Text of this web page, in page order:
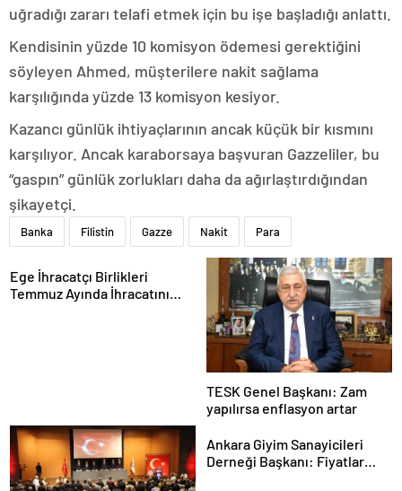
uğradığı zararı telafi etmek için bu işe başladığı anlattı.
Kendisinin yüzde 10 komisyon ödemesi gerektiğini
söyleyen Ahmed, müşterilere nakit sağlama
karşılığında yüzde 13 komisyon kesiyor.
Kazancı günlük ihtiyaçlarının ancak küçük bir kısmını
karşılıyor. Ancak karaborsaya başvuran Gazzeliler, bu
“gaspın” günlük zorlukları daha da ağırlaştırdığından
şikayetçi.
Banka Filistin Gazze Nakit Para
Ege İhracatçı Birlikleri
Temmuz Ayında İhracatını
TESK Genel Başkanı: Zam
yapılırsa enflasyon artar
Ankara Giyim Sanayicileri
Derneği Başkanı: Fiyatlar